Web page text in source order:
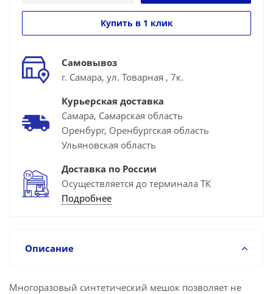
Купить в 1 клик
Самовывоз
г. Самара, ул. Товарная , 7к.
Курьерская доставка
Самара, Самарская область
Оренбург, Оренбургская область
Ульяновская область
Доставка по России
Осуществляется до терминала ТК
Подробнее
Описание
Многоразовый синтетический мешок позволяет не